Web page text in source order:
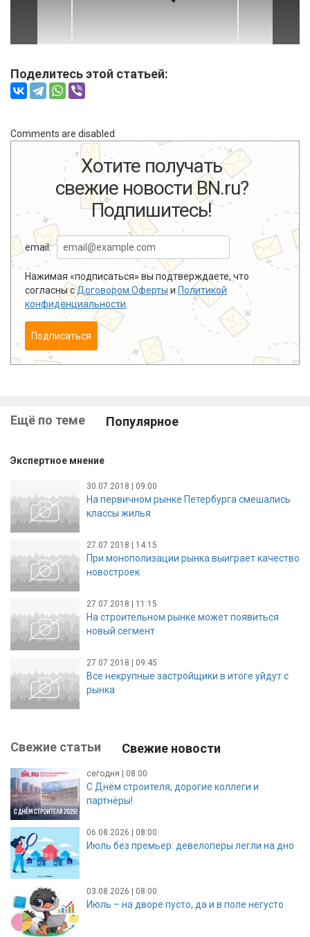
Поделитесь этой статьей:
Comments are disabled
Хотите получать
свежие новости BN.ru?
Подпишитесь!
email:
Нажимая «подписаться» вы подтверждаете, что
согласны сДоговором Оферты и Политикой
конфиденциальности
Подписаться
Ещё по теме Популярное
Экспертное мнение
30.07.2018 | 09:00
На первичном рынке Петербурга смешались
классы жилья
27.07.2018 | 14:15
При монополизации рынка выиграет качество
новостроек
27.07.2018 | 11:15
На строительном рынке может появиться
новый сегмент
27.07.2018 | 09:45
Все некрупные застройщики в итоге уйдут с
рынка
Свежие статьи Свежие новости
сегодня | 08:00
С Днём строителя, дорогие коллеги и
партнёры!
06.08.2026 | 08:00
Июль без премьер: девелоперы легли на дно
03.08.2026 | 08:00
Июль – на дворе пусто, да и в поле негусто